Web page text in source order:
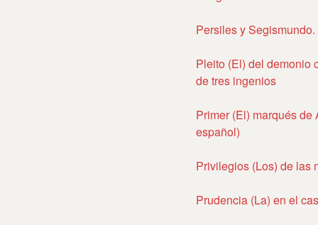
Persiles y
Pleito (El) del demonio
de tres ingenios
Primer (El) marqués de
español)
Privilegios (Los) de las
Prudencia (La) en el